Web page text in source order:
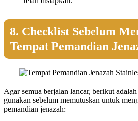
8. Checklist Sebelum
Tempat Pemandian
Agar semua berjalan lancar, berikut
gunakan sebelum memutuskan untuk
pemandian jenazah: